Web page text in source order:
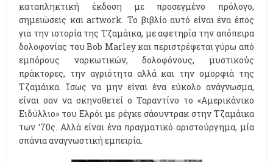
καταπληκτική έκδοση με προσεγμένο πρόλογο,
σημειώσεις και artwork. Το βιβλίο αυτό είναι ένα έπος
για την ιστορία της Τζαμάικα, με αφετηρία την απόπειρα
δολοφονίας του Bob Marley και περιστρέφεται γύρω από
εμπόρους ναρκωτικών, δολοφόνους, μυστικούς
πράκτορες, την αγριότητα αλλά και την ομορφιά της
Τζαμάικα. Ίσως να μην είναι ένα εύκολο ανάγνωσμα,
είναι σαν να σκηνοθετεί ο Ταραντίνο το «Αμερικάνικο
Ειδύλλιο» του Ελρόι με ρέγκε σάουντρακ στην Τζαμάικα
των ‘70ς. Αλλά είναι ένα πραγματικό αριστούργημα, μία
σπάνια αναγνωστική εμπειρία.